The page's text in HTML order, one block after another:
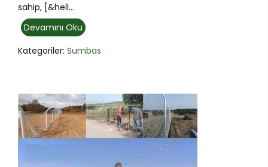
sahip, [&hell...
Devamını Oku
Kategoriler: Sumbas